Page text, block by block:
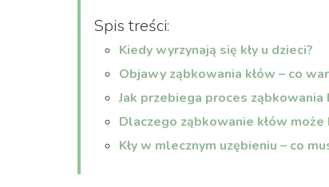
Spis treści:
Kiedy wyrzynają się kły u dzieci?
Objawy ząbkowania kłów – co
Jak przebiega proces ząbkowania
Dlaczego ząbkowanie kłów
Kły w mlecznym uzębieniu – co